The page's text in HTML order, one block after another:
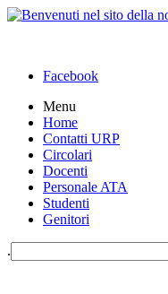
Facebook
Menu
Home
Contatti URP
Circolari
Docenti
Personale ATA
Studenti
Genitori
.